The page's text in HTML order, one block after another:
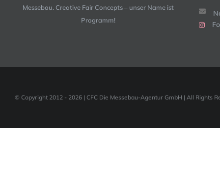
Messebau. Creative Fair Concepts – unser Name ist
Programm!
© Copyright 2012 - 2026 | CFC Die Messebau-Agentur GmbH | All Rights